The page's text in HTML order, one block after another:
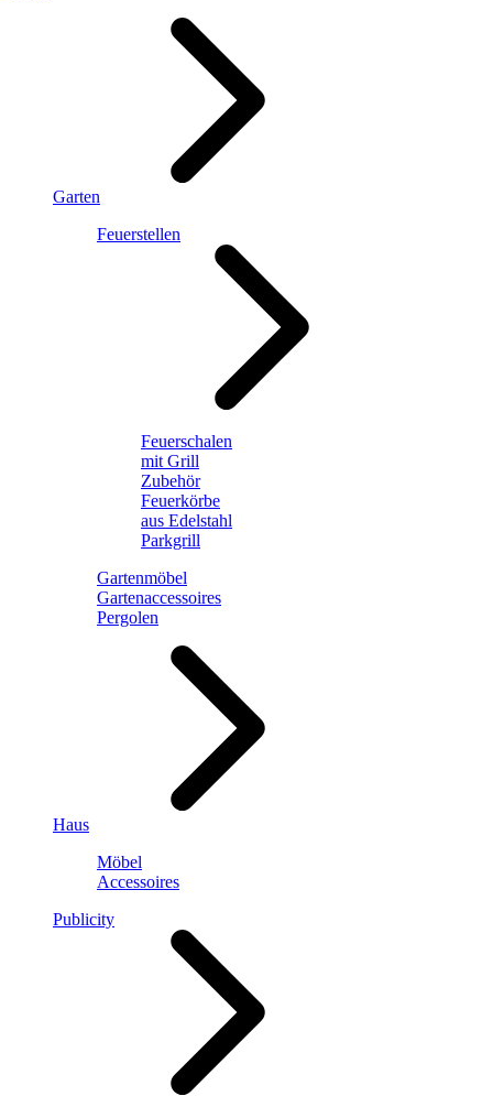
Garten
Feuerstellen
Feuerschalen
mit Grill
Zubehör
Feuerkörbe
aus Edelstahl
Parkgrill
Gartenmöbel
Gartenaccessoires
Pergolen
Haus
Möbel
Accessoires
Publicity